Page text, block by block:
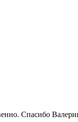
Спасибо